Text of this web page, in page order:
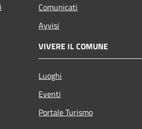
Comunicati
Avvisi
VIVERE IL COMUNE
Luoghi
Eventi
Portale Turismo